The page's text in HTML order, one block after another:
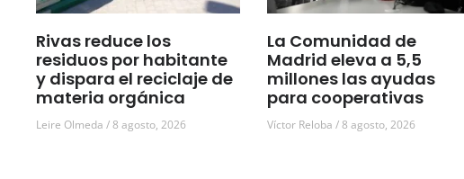
Rivas reduce los
residuos por habitante
y dispara el reciclaje de
materia orgánica
Leire Olmeda 8 agosto, 2026
La Comunidad de
Madrid eleva a 5,5
millones las ayudas
para cooperativas
Víctor Reloba 8 agosto, 2026